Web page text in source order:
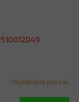
Objednáme pro vás